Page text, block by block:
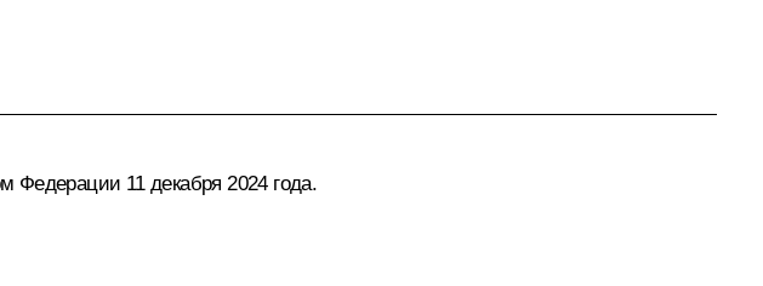
Федерации 11 декабря 2024 года.